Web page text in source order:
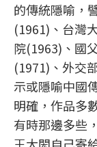
的傳統隱喻，
(1961)、台灣
院(1963)、國
(1971)、外交
示或隱喻中國
明確，作品多
有時那邊多些